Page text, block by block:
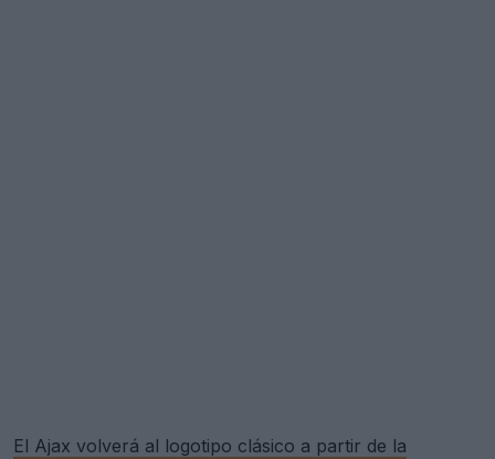
El Ajax volverá al logotipo clásico a partir de la